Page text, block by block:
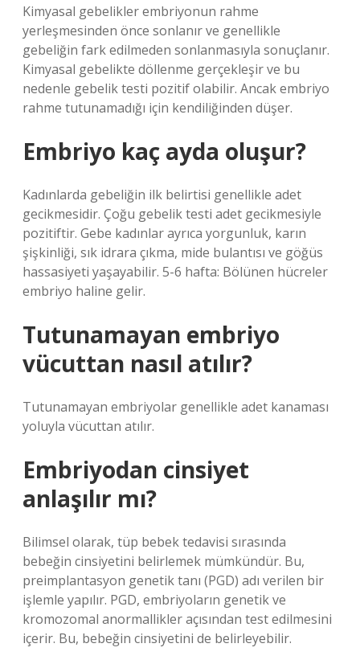
Kimyasal gebelikler embriyonun rahme
yerleşmesinden önce sonlanır ve genellikle
gebeliğin fark edilmeden sonlanmasıyla sonuçlanır.
Kimyasal gebelikte döllenme gerçekleşir ve bu
nedenle gebelik testi pozitif olabilir. Ancak embriyo
rahme tutunamadığı için kendiliğinden düşer.
Embriyo kaç ayda oluşur?
Kadınlarda gebeliğin ilk belirtisi genellikle adet
gecikmesidir. Çoğu gebelik testi adet gecikmesiyle
pozitiftir. Gebe kadınlar ayrıca yorgunluk, karın
şişkinliği, sık idrara çıkma, mide bulantısı ve göğüs
hassasiyeti yaşayabilir. 5-6 hafta: Bölünen hücreler
embriyo haline gelir.
Tutunamayan embriyo
vücuttan nasıl atılır?
Tutunamayan embriyolar genellikle adet kanaması
yoluyla vücuttan atılır.
Embriyodan cinsiyet
anlaşılır mı?
Bilimsel olarak, tüp bebek tedavisi sırasında
bebeğin cinsiyetini belirlemek mümkündür. Bu,
preimplantasyon genetik tanı (PGD) adı verilen bir
işlemle yapılır. PGD, embriyoların genetik ve
kromozomal anormallikler açısından test edilmesini
içerir. Bu, bebeğin cinsiyetini de belirleyebilir.